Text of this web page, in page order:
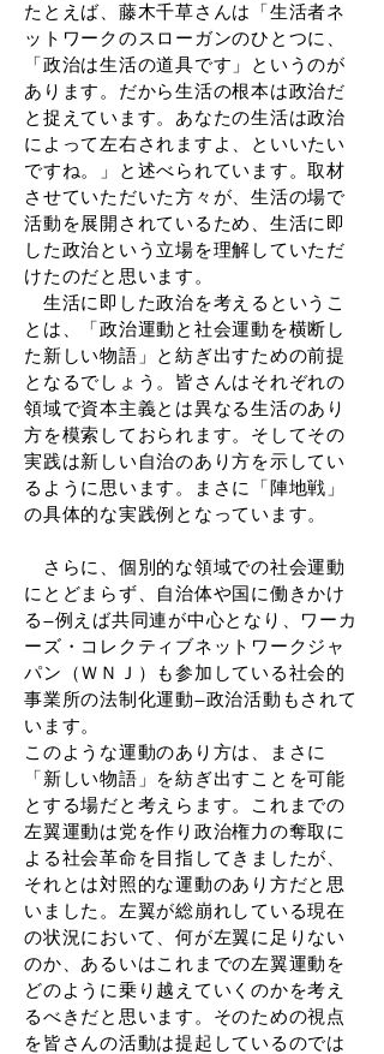
たとえば、藤木千草さんは「生活者ネ
ットワークのスローガンのひとつに、
「政治は生活の道具です」というのが
あります。だから生活の根本は政治だ
と捉えています。あなたの生活は政治
によって左右されますよ、といいたい
ですね。」と述べられています。取材
させていただいた方々が、生活の場で
活動を展開されているため、生活に即
した政治という立場を理解していただ
けたのだと思います。
生活に即した政治を考えるというこ
とは、「政治運動と社会運動を横断し
た新しい物語」と紡ぎ出すための前提
となるでしょう。皆さんはそれぞれの
領域で資本主義とは異なる生活のあり
方を模索しておられます。そしてその
実践は新しい自治のあり方を示してい
るように思います。まさに「陣地戦」
の具体的な実践例となっています。
さらに、個別的な領域での社会運動
にとどまらず、自治体や国に働きかけ
る―例えば共同連が中心となり、ワーカ
ーズ・コレクティブネットワークジャ
パン（ＷＮＪ）も参加している社会的
事業所の法制化運動―政治活動もされて
います。
このような運動のあり方は、まさに
「新しい物語」を紡ぎ出すことを可能
とする場だと考えらます。これまでの
左翼運動は党を作り政治権力の奪取に
よる社会革命を目指してきましたが、
それとは対照的な運動のあり方だと思
いました。左翼が総崩れしている現在
の状況において、何が左翼に足りない
のか、あるいはこれまでの左翼運動を
どのように乗り越えていくのかを考え
るべきだと思います。そのための視点
を皆さんの活動は提起しているのでは